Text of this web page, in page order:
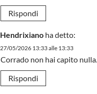
Rispondi
Hendrixiano ha detto:
27/05/2026 13:33 alle 13:33
Corrado non hai capito nulla.
Rispondi